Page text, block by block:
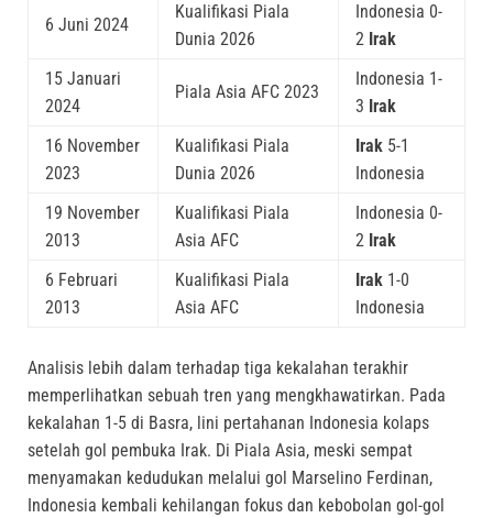
6 Juni 2024
Kualifikasi Piala
Dunia 2026
Indonesia 0-
2 Irak
15 Januari
2024
Piala Asia AFC 2023
Indonesia 1-
3 Irak
16 November
2023
Kualifikasi Piala
Dunia 2026
Irak 5-1
Indonesia
19 November
2013
Kualifikasi Piala
Asia AFC
Indonesia 0-
2 Irak
6 Februari
2013
Kualifikasi Piala
Asia AFC
Irak 1-0
Indonesia
Analisis lebih dalam terhadap tiga kekalahan terakhir
memperlihatkan sebuah tren yang mengkhawatirkan. Pada
kekalahan 1-5 di Basra, lini pertahanan Indonesia kolaps
setelah gol pembuka Irak. Di Piala Asia, meski sempat
menyamakan kedudukan melalui gol Marselino Ferdinan,
Indonesia kembali kehilangan fokus dan kebobolan gol-gol